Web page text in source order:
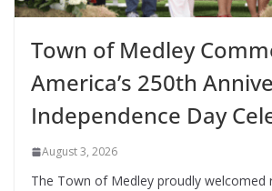
Town of Medley
America’s 250th
Independence Day
August 3, 2026
The Town of Medley proudly welcomed